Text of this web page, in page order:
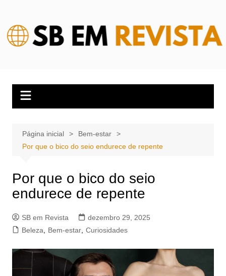
conteúdo
Página inicial
Bem-estar
Por que o bico do seio endurece de repente
Por que o bico do seio
endurece de repente
SB em Revista
dezembro 29, 2025
Beleza
Bem-estar, Curiosidades